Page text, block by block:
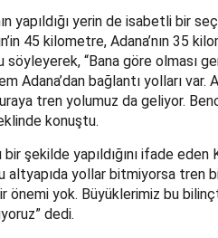
yapıldığı yerin de isabetli bir
45 kilometre, Adana’nın 35
“Bana göre olması
Adana’dan bağlantı yolları var.
tren yolumuz da geliyor.
konuştu.
bir şekilde yapıldığını ifade
altyapıda yollar bitmiyorsa tren
önemi yok. Büyüklerimiz bu
dedi.